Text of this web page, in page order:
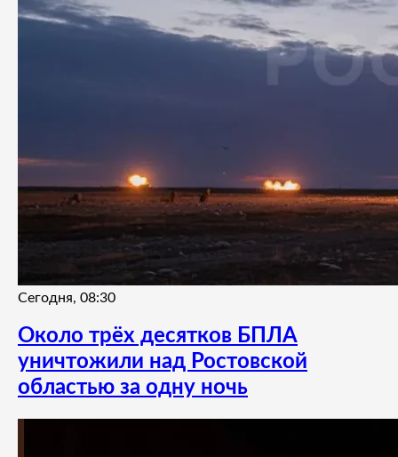
Сегодня, 08:30
Около трёх десятков БПЛА
уничтожили над Ростовской
областью за одну ночь